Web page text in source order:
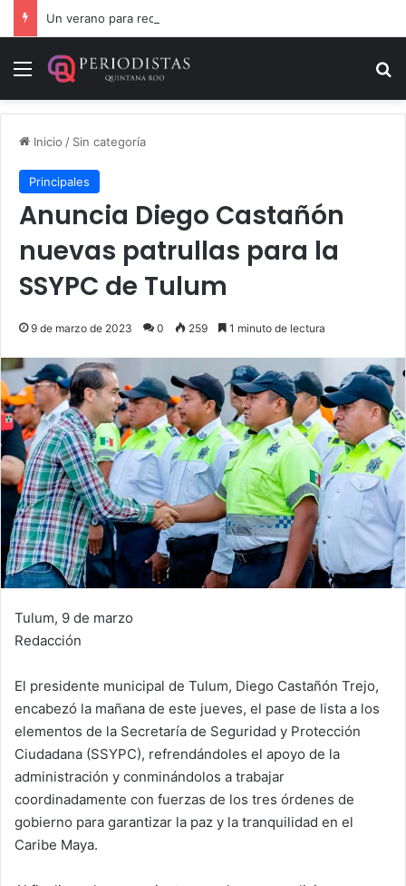
Menú
Inicio / Sin categoría
Principales
Anuncia Diego Castañón
nuevas patrullas para la
SSYPC de Tulum
9 de marzo de 2023 0 259 1 minuto de lectura
Tulum, 9 de marzo
Redacción
El presidente municipal de Tulum, Diego Castañón Trejo,
encabezó la mañana de este jueves, el pase de lista a los
elementos de la Secretaría de Seguridad y Protección
Ciudadana (SSYPC), refrendándoles el apoyo de la
administración y conminándolos a trabajar
coordinadamente con fuerzas de los tres órdenes de
gobierno para garantizar la paz y la tranquilidad en el
Caribe Maya.